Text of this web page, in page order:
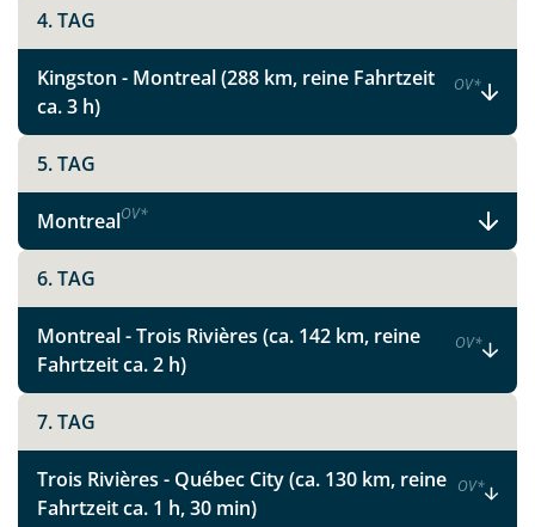
4. TAG
Kingston - Montreal (288 km, reine Fahrtzeit
ca. 3 h)
OV*
5. TAG
MontrealOV*
6. TAG
Montreal - Trois Rivières (ca. 142 km, reine
Fahrtzeit ca. 2 h)
OV*
7. TAG
Trois Rivières - Québec City (ca. 130 km, reine
Fahrtzeit ca. 1 h, 30 min)
OV*